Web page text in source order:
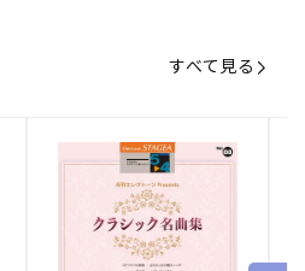
すべて見る